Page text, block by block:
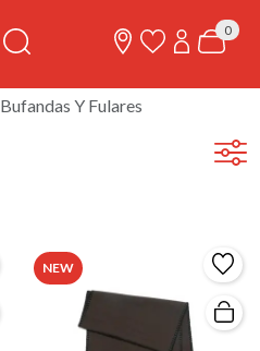
0
Bufandas Y Fulares
NEW